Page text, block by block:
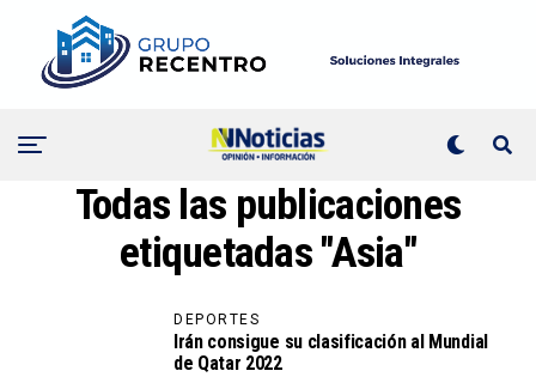
Todas las publicaciones
etiquetadas "Asia"
DEPORTES
Irán consigue su clasificación al Mundial
de Qatar 2022